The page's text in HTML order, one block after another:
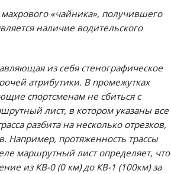
«чайника», получившего
наличие водительского
из себя стенографическое
атрибутики. В промежутках
спортсменам не сбиться с
лист, в котором указаны все
разбита на несколько отрезков,
протяженность трассы
маршрутный лист определяет, что
из КВ-0 (0 км) до КВ-1 (100км) за